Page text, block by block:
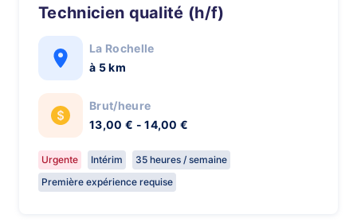
Technicien qualité (h/f)
La Rochelle
à 5 km
Brut/heure
13,00 € - 14,00 €
Urgente Intérim
35 heures / semaine
Première expérience requise